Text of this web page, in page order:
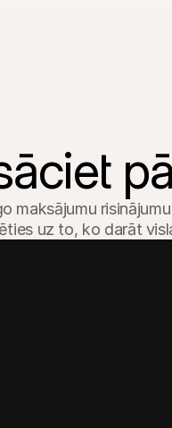
maksājumu
uz to, ko darāt